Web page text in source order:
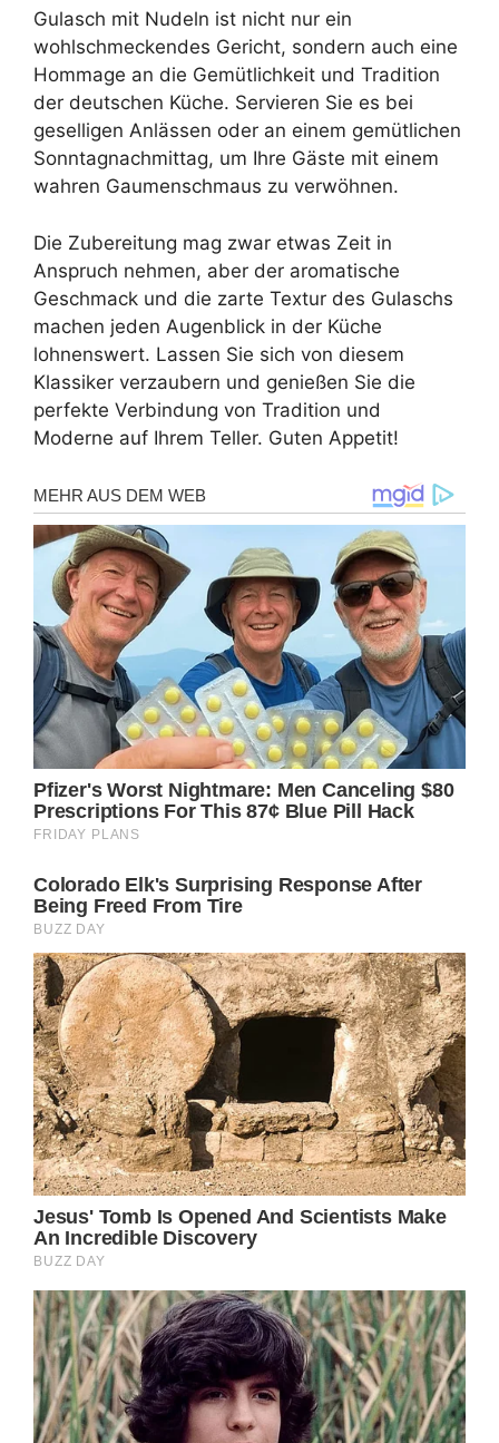
Gulasch mit Nudeln ist nicht nur ein
wohlschmeckendes Gericht, sondern auch eine
Hommage an die Gemütlichkeit und Tradition
der deutschen Küche. Servieren Sie es bei
geselligen Anlässen oder an einem gemütlichen
Sonntagnachmittag, um Ihre Gäste mit einem
wahren Gaumenschmaus zu verwöhnen.
Die Zubereitung mag zwar etwas Zeit in
Anspruch nehmen, aber der aromatische
Geschmack und die zarte Textur des Gulaschs
machen jeden Augenblick in der Küche
lohnenswert. Lassen Sie sich von diesem
Klassiker verzaubern und genießen Sie die
perfekte Verbindung von Tradition und
Moderne auf Ihrem Teller. Guten Appetit!